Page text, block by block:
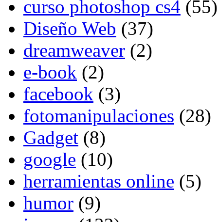
curso photoshop cs4 (55)
Diseño Web (37)
dreamweaver (2)
e-book (2)
facebook (3)
fotomanipulaciones (28)
Gadget (8)
google (10)
herramientas online (5)
humor (9)